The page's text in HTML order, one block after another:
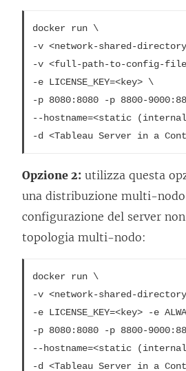
docker run \
-v <network-shared-
-v <full-path-to-config-
-e LICENSE_KEY=<key> \
-p 8080:8080 -p 8800-
--hostname=<static
-d <Tableau Server in a
Opzione 2: utilizza questa
una distribuzione multi-nodo
configurazione del server
topologia multi-nodo:
docker run \
-v <network-shared-
-e LICENSE_KEY=<key> -e
-p 8080:8080 -p 8800-
--hostname=<static
-d <Tableau Server in a